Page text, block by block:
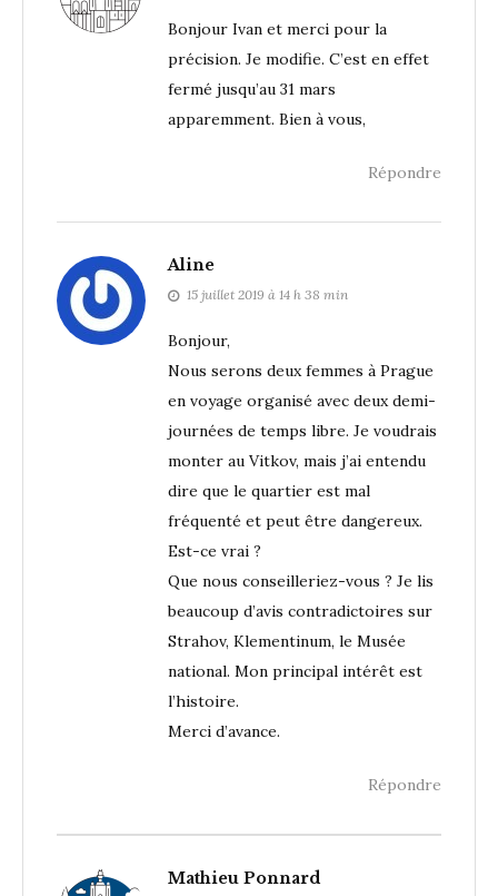
Bonjour Ivan et merci pour la
précision. Je modifie. C’est en effet
fermé jusqu’au 31 mars
apparemment. Bien à vous,
Répondre
Aline
15 juillet 2019 à 14 h 38 min
Bonjour,
Nous serons deux femmes à Prague
en voyage organisé avec deux demi-
journées de temps libre. Je voudrais
monter au Vitkov, mais j’ai entendu
dire que le quartier est mal
fréquenté et peut être dangereux.
Est-ce vrai ?
Que nous conseilleriez-vous ? Je lis
beaucoup d’avis contradictoires sur
Strahov, Klementinum, le Musée
national. Mon principal intérêt est
l’histoire.
Merci d’avance.
Répondre
Mathieu Ponnard